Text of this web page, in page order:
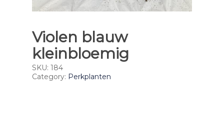
Violen blauw
kleinbloemig
SKU: 184
Category: Perkplanten